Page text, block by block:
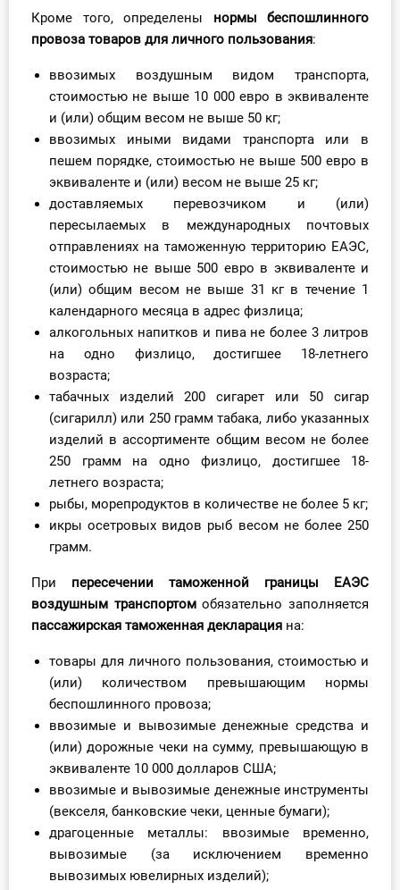
Кроме того, определены нормы беспошлинного
провоза товаров для личного пользования:
ввозимых воздушным видом транспорта,
стоимостью не выше 10 000 евро в эквиваленте
и (или) общим весом не выше 50 кг;
ввозимых иными видами транспорта или в
пешем порядке, стоимостью не выше 500 евро в
эквиваленте и (или) весом не выше 25 кг;
доставляемых перевозчиком и (или)
пересылаемых в международных почтовых
отправлениях на таможенную территорию ЕАЭС,
стоимостью не выше 500 евро в эквиваленте и
(или) общим весом не выше 31 кг в течение 1
календарного месяца в адрес физлица;
алкогольных напитков и пива не более 3 литров
на одно физлицо, достигшее 18-летнего
возраста;
табачных изделий 200 сигарет или 50 сигар
(сигарилл) или 250 грамм табака, либо указанных
изделий в ассортименте общим весом не более
250 грамм на одно физлицо, достигшее 18-
летнего возраста;
рыбы, морепродуктов в количестве не более 5 кг;
икры осетровых видов рыб весом не более 250
грамм.
При пересечении таможенной границы ЕАЭС
воздушным транспортомобязательно заполняется
пассажирская таможенная декларация на:
товары для личного пользования, стоимостью и
(или) количеством превышающим нормы
беспошлинного провоза;
ввозимые и вывозимые денежные средства и
(или) дорожные чеки на сумму, превышающую в
эквиваленте 10 000 долларов США;
ввозимые и вывозимые денежные инструменты
(векселя, банковские чеки, ценные бумаги);
драгоценные металлы: ввозимые временно,
вывозимые (за исключением временно
вывозимых ювелирных изделий);